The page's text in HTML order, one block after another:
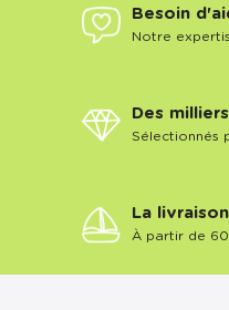
Besoin
Notre
Des
Sélectionnés
La
À partir de